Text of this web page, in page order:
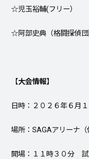
☆児玉裕輔(フリー）
☆阿部史典（格闘探偵団
【大会情報】
日時：２０２６年６月
場所：SAGAアリーナ（
開場：１１時３０分 試